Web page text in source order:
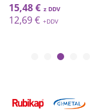
15,48 €
12,69 €